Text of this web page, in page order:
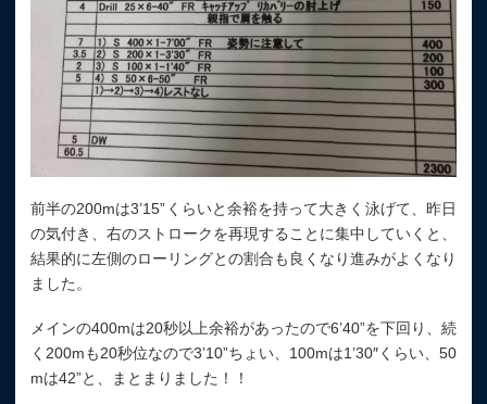
前半の200mは3’15”くらいと余裕を持って大きく泳げて、昨日
の気付き、右のストロークを再現することに集中していくと、
結果的に左側のローリングとの割合も良くなり進みがよくなり
ました。
メインの400mは20秒以上余裕があったので6’40”を下回り、続
く200mも20秒位なので3’10”ちょい、100mは1’30″くらい、50
mは42”と、まとまりました！！